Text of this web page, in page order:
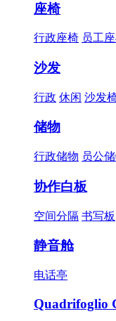
座椅
行政座椅 员工
沙发
行政 休闲 沙发
储物
行政储物 员公
协作白板
空间分隔 书写板
静音舱
电话亭
Quadrifoglio